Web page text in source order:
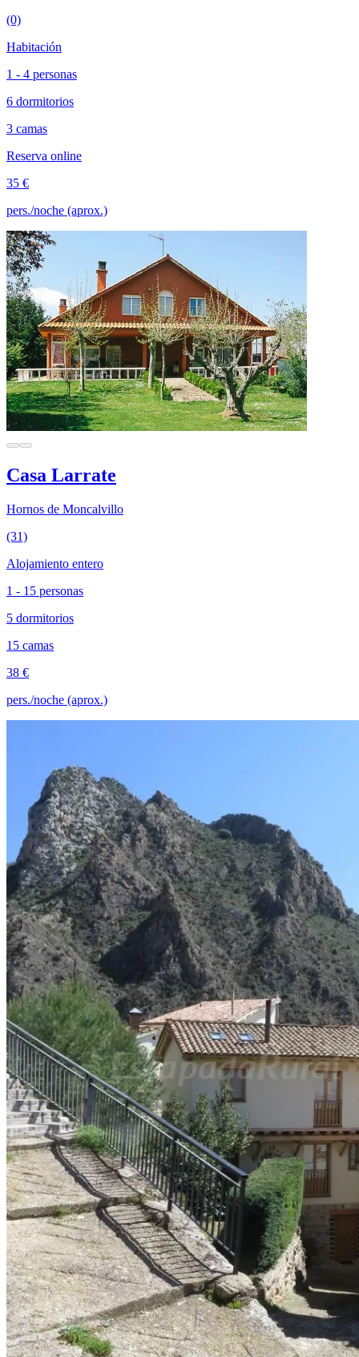
(0)
Habitación
1 - 4 personas
6 dormitorios
3 camas
Reserva online
35 €
pers./noche (aprox.)
Casa Larrate
Hornos de Moncalvillo
(31)
Alojamiento entero
1 - 15 personas
5 dormitorios
15 camas
38 €
pers./noche (aprox.)